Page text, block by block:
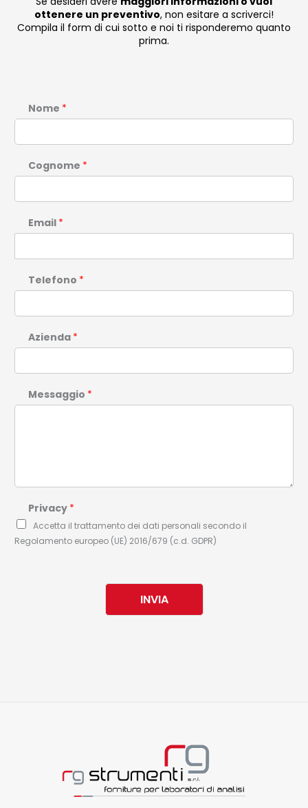
ottenere un preventivo, non esitare a scriverci!
Compila il form di cui sotto e noi ti risponderemo quanto
prima.
Nome *
Cognome *
Email *
Telefono *
Azienda *
Messaggio *
Privacy *
Accetta il trattamento dei dati personali secondo il
Regolamento europeo (UE) 2016/679 (c.d. GDPR)
INVIA